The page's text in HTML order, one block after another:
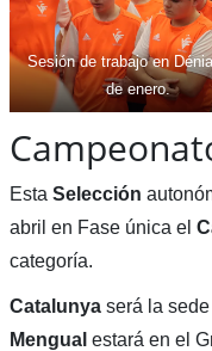
Sesión de trabajo en
de enero.
Esta Selección
abril en Fase única el
categoría.
Catalunyaserá la sede
Mengual estará en el